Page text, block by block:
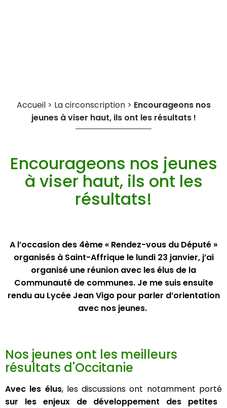
Accueil> La circonscription> Encourageons nos
jeunes à viser haut, ils ont les résultats !
Encourageons nos jeunes
à viser haut, ils ont les
résultats!
A l’occasion des 4ème « Rendez-vous du Député »
organisés à Saint-Affrique le lundi 23 janvier, j’ai
organisé une réunion avec les élus de la
Communauté de communes. Je me suis ensuite
rendu au Lycée Jean Vigo pour parler d’orientation
avec nos jeunes.
Nos jeunes ont les meilleurs
résultats d'Occitanie
Avec les élus, les discussions ont notamment porté
sur les enjeux de développement des petites